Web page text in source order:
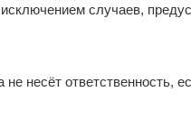
случаев,
несёт ответственность,